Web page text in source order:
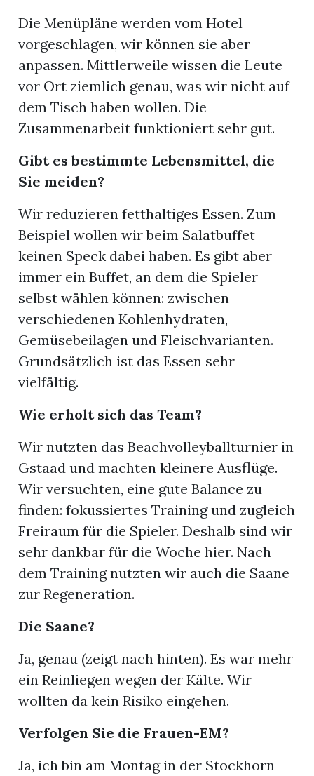
Die Menüpläne werden vom Hotel
vorgeschlagen, wir können sie aber
anpassen. Mittlerweile wissen die Leute
vor Ort ziemlich genau, was wir nicht auf
dem Tisch haben wollen. Die
Zusammenarbeit funktioniert sehr gut.
Gibt es bestimmte Lebensmittel, die
Sie meiden?
Wir reduzieren fetthaltiges Essen. Zum
Beispiel wollen wir beim Salatbuffet
keinen Speck dabei haben. Es gibt aber
immer ein Buffet, an dem die Spieler
selbst wählen können: zwischen
verschiedenen Kohlenhydraten,
Gemüsebeilagen und Fleischvarianten.
Grundsätzlich ist das Essen sehr
vielfältig.
Wie erholt sich das Team?
Wir nutzten das Beachvolleyballturnier in
Gstaad und machten kleinere Ausflüge.
Wir versuchten, eine gute Balance zu
finden: fokussiertes Training und zugleich
Freiraum für die Spieler. Deshalb sind wir
sehr dankbar für die Woche hier. Nach
dem Training nutzten wir auch die Saane
zur Regeneration.
Die Saane?
Ja, genau (zeigt nach hinten). Es war mehr
ein Reinliegen wegen der Kälte. Wir
wollten da kein Risiko eingehen.
Verfolgen Sie die Frauen-EM?
Ja, ich bin am Montag in der Stockhorn